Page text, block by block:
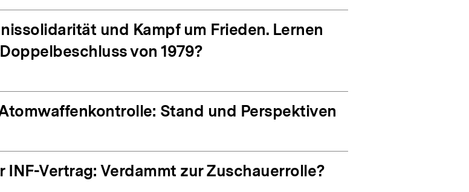
und Kampf um Frieden. Lernen
von 1979?
Stand und Perspektiven
INF-Vertrag: Verdammt zur Zuschauerrolle?